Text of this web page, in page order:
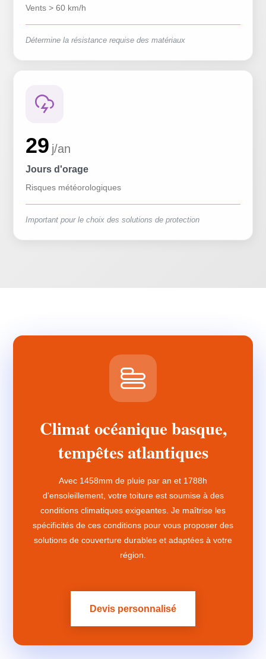
Vents > 60 km/h
Détermine la résistance requise des matériaux
29 j/an
Jours d'orage
Risques météorologiques
Important pour le choix des solutions de protection
Climat océanique basque,
tempêtes atlantiques
Avec 1458mm de pluie par an et 1788h
d'ensoleillement, votre toiture est soumise à des
conditions climatiques exigeantes. Je maîtrise les
spécificités de ces conditions pour vous proposer des
solutions de couverture durables et adaptées à votre
région.
Devis personnalisé